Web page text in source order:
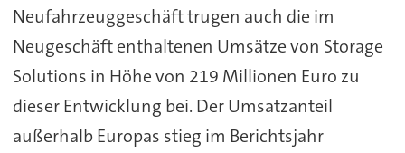
Neufahrzeuggeschäft trugen auch die im
Neugeschäft enthaltenen Umsätze von Storage
Solutions in Höhe von 219 Millionen Euro zu
dieser Entwicklung bei. Der Umsatzanteil
außerhalb Europas stieg im Berichtsjahr